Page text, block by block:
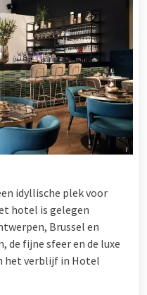
idyllische plek voor
hotel is gelegen
Brussel en
de fijne sfeer en de luxe
het verblijf in Hotel